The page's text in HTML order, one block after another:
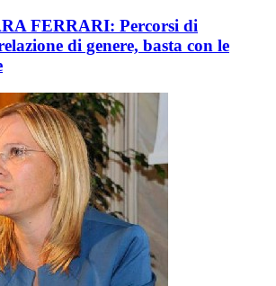
FERRARI: Percorsi di
di genere, basta con le